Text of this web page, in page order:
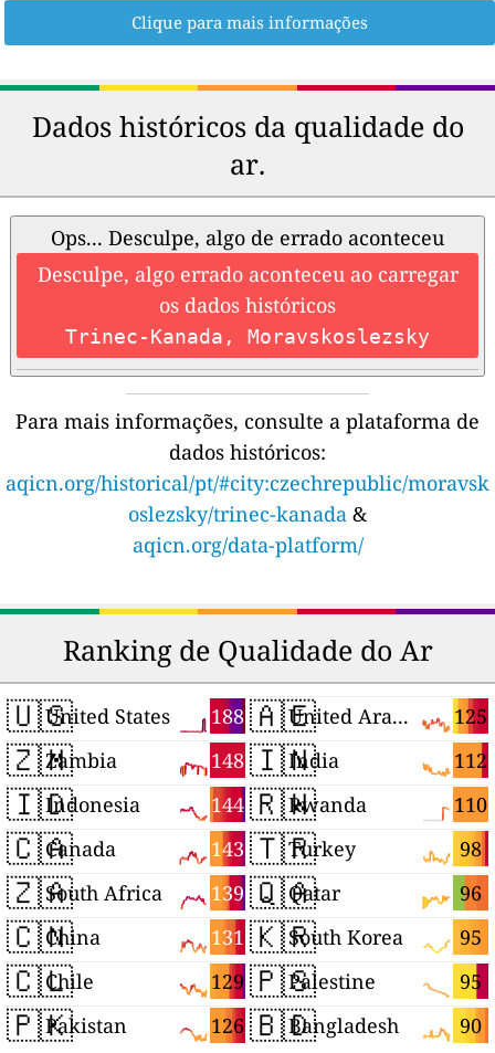
Clique para mais informações
Dados históricos da qualidade do
ar.
Ops... Desculpe, algo de errado aconteceu
Desculpe, algo errado aconteceu ao carregar
os dados históricos
Trinec-Kanada, Moravskoslezsky
Para mais informações, consulte a plataforma de
dados históricos:
aqicn.org/historical/pt/#city:czechrepublic/moravsk
oslezsky/trinec-kanada &
aqicn.org/data-platform/
Ranking de Qualidade do Ar
🇺🇸 188
United States
🇿🇲 148
Zambia
🇮🇩 144
Indonesia
🇨🇦 143
Canada
🇿🇦 139
South Africa
🇨🇳 131
China
🇨🇱 129
Chile
🇵🇰 126
Pakistan
🇦🇪 125
United Arab Emirates
🇮🇳 112
India
🇷🇼 110
Rwanda
🇹🇷 98
Turkey
🇶🇦 96
Qatar
🇰🇷 95
South Korea
🇵🇸 95
Palestine
🇧🇩 90
Bangladesh